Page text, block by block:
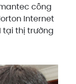
công
Internet
tại thị trường